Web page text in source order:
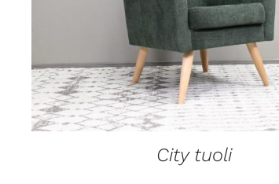
City tuoli